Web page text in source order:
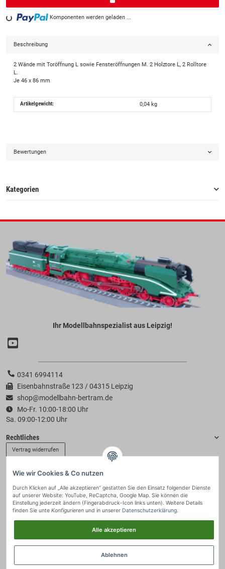
Loading... Komponenten werden geladen ...
Beschreibung
2 Wände mit Toröffnung L sowie Fensteröffnungen M. 2 Holztore L, 2 Rolltore
L.
Je 46 x 86 mm
Artikelgewicht: 0,04 kg
Bewertungen
Kategorien
Ihr Modellbahnspezialist aus Leipzig!
0341 6994114
Eisenbahnstraße 123 / 04315 Leipzig
shop@modellbahn-bertram.de
Mo-Fr. 10:00-18:00 Uhr
Sa. 09:00-12:00 Uhr
Rechtliches
Vertrag widerrufen
Zahlung & Versand
Wie wir Cookies & Co nutzen
Durch Klicken auf „Alle akzeptieren“ gestatten Sie den Einsatz folgender Dienste
auf unserer Website: YouTube, ReCaptcha, Google Map. Sie können die
Einstellung jederzeit ändern (Fingerabdruck-Icon links unten). Weitere Details
finden Sie unte Konfigurieren und in unserer Datenschutzerklärung.
Alle akzeptieren
Ablehnen